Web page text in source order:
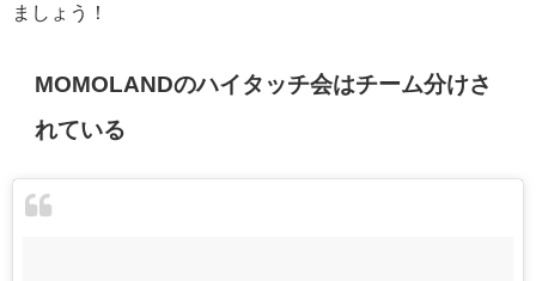
ましょう！
MOMOLANDのハイタッチ会はチーム分けさ
れている